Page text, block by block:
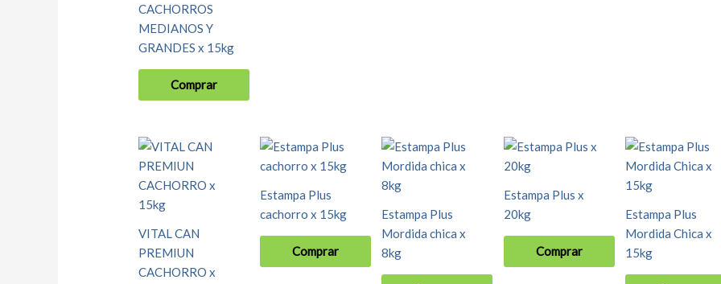
CACHORROS
MEDIANOS Y
GRANDES x 15kg
Comprar
VITAL CAN
PREMIUN
CACHORRO x
Estampa Plus
cachorro x 15kg
Comprar
Estampa Plus
Mordida chica x
8kg
Estampa Plus x
20kg
Comprar
Estampa Plus
Mordida Chica x
15kg